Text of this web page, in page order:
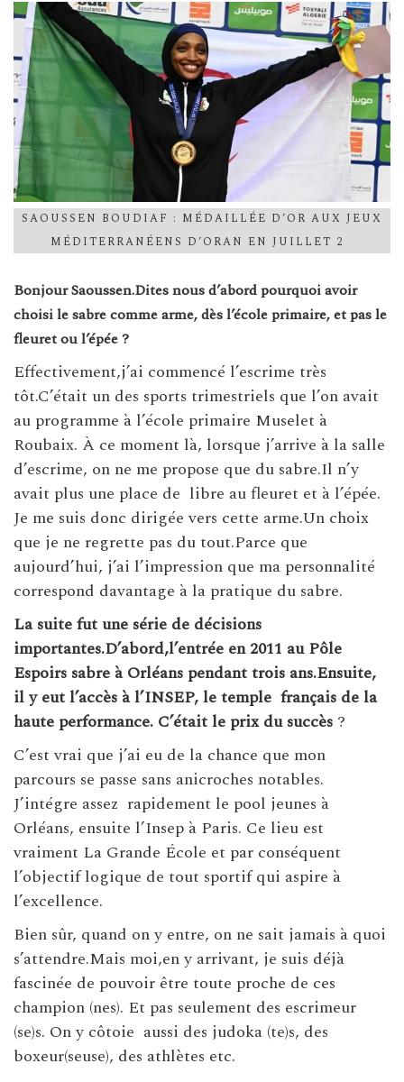
SAOUSSEN BOUDIAF : MÉDAILLÉE D’OR AUX JEUX
MÉDITERRANÉENS D’ORAN EN JUILLET 2
Bonjour Saoussen.Dites nous d’abord pourquoi avoir
choisi le sabre comme arme, dès l’école primaire, et pas le
fleuret ou l’épée ?
Effectivement,j’ai commencé l’escrime très
tôt.C’était un des sports trimestriels que l’on avait
au programme à l’école primaire Muselet à
Roubaix. À ce moment là, lorsque j’arrive à la salle
d’escrime, on ne me propose que du sabre.Il n’y
avait plus une place de libre au fleuret et à l’épée.
Je me suis donc dirigée vers cette arme.Un choix
que je ne regrette pas du tout.Parce que
aujourd’hui, j’ai l’impression que ma personnalité
correspond davantage à la pratique du sabre.
La suite fut une série de décisions
importantes.D’abord,l’entrée en 2011 au Pôle
Espoirs sabre à Orléans pendant trois ans.Ensuite,
il y eut l’accès à l’INSEP, le temple français de la
haute performance. C’était le prix du succès ?
C’est vrai que j’ai eu de la chance que mon
parcours se passe sans anicroches notables.
J’intégre assez rapidement le pool jeunes à
Orléans, ensuite l’Insep à Paris. Ce lieu est
vraiment La Grande École et par conséquent
l’objectif logique de tout sportif qui aspire à
l’excellence.
Bien sûr, quand on y entre, on ne sait jamais à quoi
s’attendre.Mais moi,en y arrivant, je suis déjà
fascinée de pouvoir être toute proche de ces
champion (nes). Et pas seulement des escrimeur
(se)s. On y côtoie aussi des judoka (te)s, des
boxeur(seuse), des athlètes etc.